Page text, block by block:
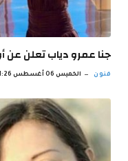
جنا عمرو دياب تعلن عن
فنون الخميس 06 أغسطس 11:26 م